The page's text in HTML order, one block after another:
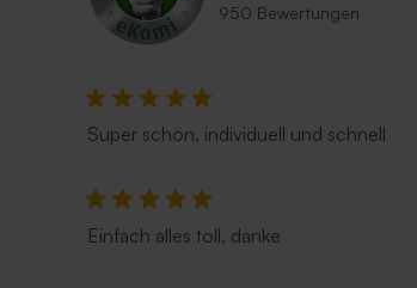
950 Bewertungen
Super schön, individuell und schnell
Einfach alles toll, danke